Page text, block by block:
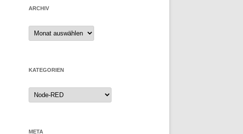
ARCHIV
Archiv
KATEGORIEN
Kategorien
META